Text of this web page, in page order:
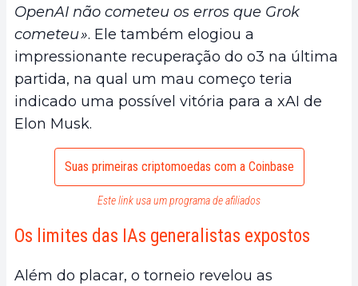
OpenAI não cometeu os erros que Grok
cometeu ». Ele também elogiou a
impressionante recuperação do o3 na última
partida, na qual um mau começo teria
indicado uma possível vitória para a xAI de
Elon Musk.
Suas primeiras criptomoedas com a Coinbase
Este link usa um programa de afiliados
Os limites das IAs generalistas expostos
Além do placar, o torneio revelou as